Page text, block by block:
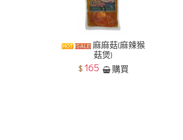
麻麻菇(麻辣猴
菇煲)
$ 165 購買